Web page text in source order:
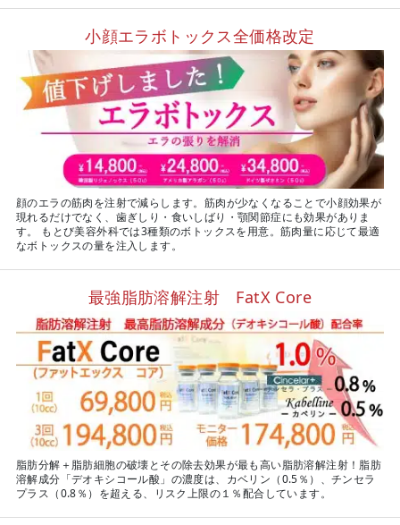
小顔エラボトックス全価格改定
顔のエラの筋肉を注射で減らします。筋肉が少なくなることで小顔効果が
現れるだけでなく、歯ぎしり・食いしばり・顎関節症にも効果がありま
す。 もとび美容外科では3種類のボトックスを用意。筋肉量に応じて最適
なボトックスの量を注入します。
最強脂肪溶解注射 FatX Core
脂肪分解＋脂肪細胞の破壊とその除去効果が最も高い脂肪溶解注射！脂肪
溶解成分「デオキシコール酸」の濃度は、カベリン（0.5％）、チンセラ
プラス（0.8％）を超える、リスク上限の１％配合しています。